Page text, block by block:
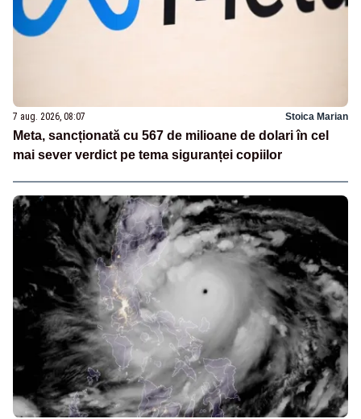
7 aug. 2026, 08:07 Stoica Marian
Meta, sancționată cu 567 de milioane de dolari în cel
mai sever verdict pe tema siguranței copiilor